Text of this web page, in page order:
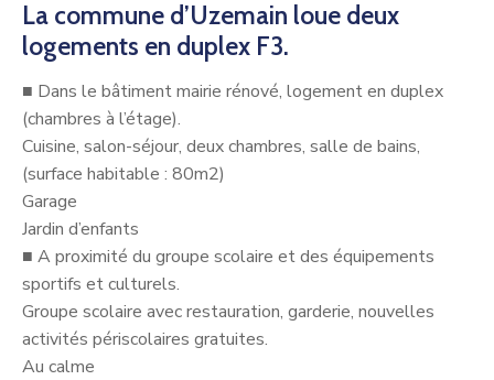
La commune d’Uzemain loue deux
logements en duplex F3.
■ Dans le bâtiment mairie rénové, logement en duplex
(chambres à l’étage).
Cuisine, salon-séjour, deux chambres, salle de bains,
(surface habitable : 80m2)
Garage
Jardin d’enfants
■ A proximité du groupe scolaire et des équipements
sportifs et culturels.
Groupe scolaire avec restauration, garderie, nouvelles
activités périscolaires gratuites.
Au calme